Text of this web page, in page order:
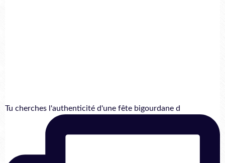
Tu cherches l'authenticité d'une fête bigourdane d